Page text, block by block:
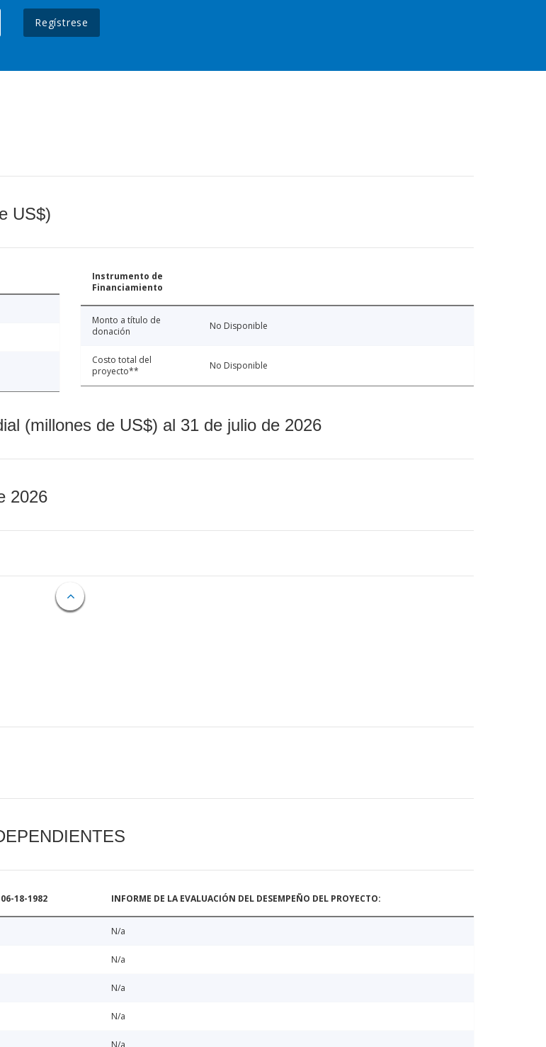
Regístrese
US$)
Instrumento de
Financiamiento
Monto a título de
donación
No Disponible
Costo total del
proyecto**
No Disponible
(millones de US$) al 31 de julio de 2026
2026
06-18-1982 INFORME DE LA EVALUACIÓN DEL DESEMPEÑO DEL PROYECTO:
N/a
N/a
N/a
N/a